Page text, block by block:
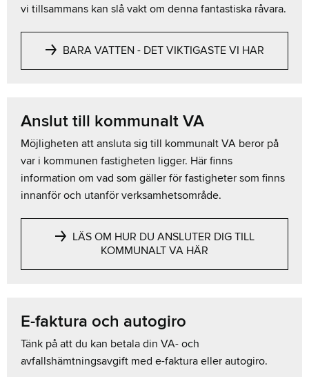
vi tillsammans kan slå vakt om denna fantastiska råvara.
BARA VATTEN - DET VIKTIGASTE VI HAR
Anslut till kommunalt VA
Möjligheten att ansluta sig till kommunalt VA beror på
var i kommunen fastigheten ligger. Här finns
information om vad som gäller för fastigheter som finns
innanför och utanför verksamhetsområde.
LÄS OM HUR DU ANSLUTER DIG TILL
KOMMUNALT VA HÄR
E-faktura och autogiro
Tänk på att du kan betala din VA- och
avfallshämtningsavgift med e-faktura eller autogiro.